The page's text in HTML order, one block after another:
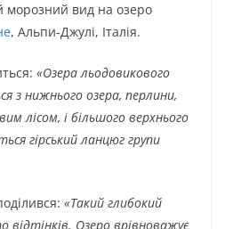
морозний вид на озеро
, Альпи-Джулі, Італія.
«Озера льодовикового
з нижнього озера, перлини,
лісом, і більшого верхнього
гірський ланцюг групи
«Такий глибокий
відтінків. Озеро врівноважує